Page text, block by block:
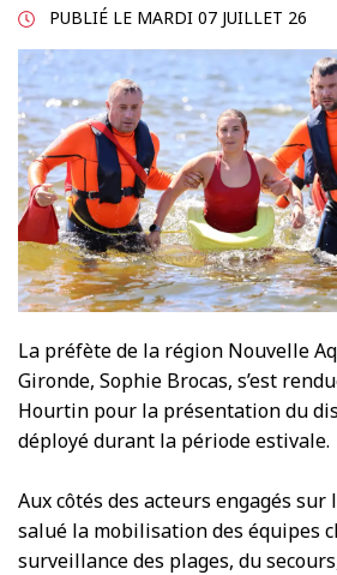
PUBLIÉ LE MARDI 07 JUILLET 26
La préfète de la région Nouvelle
Gironde, Sophie Brocas, s’est
Hourtin pour la présentation du
déployé durant la période estivale.
Aux côtés des acteurs engagés
salué la mobilisation des équipes
surveillance des plages, du